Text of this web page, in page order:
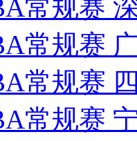
常规赛
常规赛
常规赛
常规赛